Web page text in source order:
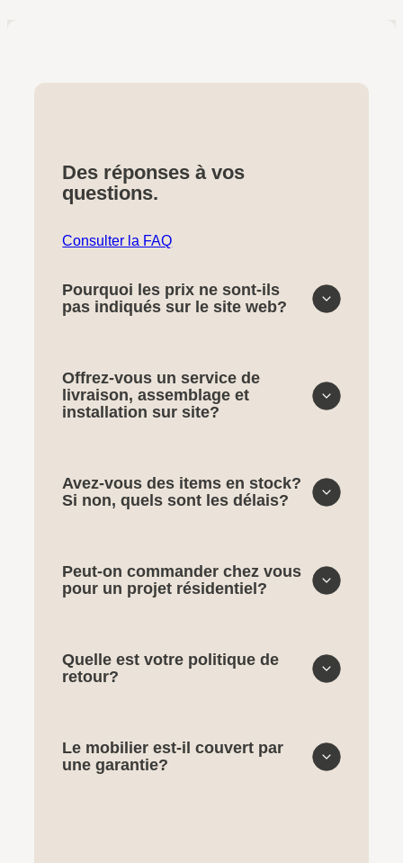
Des réponses à vos
questions.
Consulter la FAQ
Pourquoi les prix ne sont-ils
pas indiqués sur le site web?
Offrez-vous un service de
livraison, assemblage et
installation sur site?
Avez-vous des items en stock?
Si non, quels sont les délais?
Peut-on commander chez vous
pour un projet résidentiel?
Quelle est votre politique de
retour?
Le mobilier est-il couvert par
une garantie?